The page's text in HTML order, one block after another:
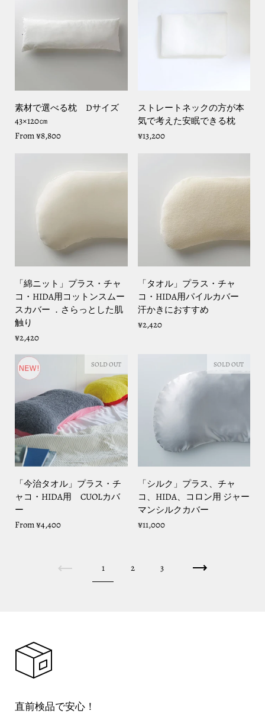
素材で選べる枕 Dサイズ
43×120㎝
From¥8,800
ストレートネックの方が本
気で考えた安眠できる枕
¥13,200
「綿ニット」プラス・チャ
コ・HIDA用コットンスムー
スカバー ．さらっとした肌
触り
¥2,420
「タオル」プラス・チャ
コ・HIDA用パイルカバー
汗かきにおすすめ
¥2,420
「今治タオル」プラス・チ
ャコ・HIDA用 CUOLカバ
ー
From¥4,400
SOLD OUT
「シルク」プラス、チャ
コ、HIDA、コロン用 ジャー
マンシルクカバー
¥11,000
SOLD OUT
1 2 3
直前検品で安心！